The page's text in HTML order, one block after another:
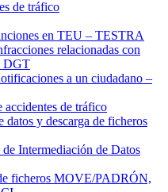
de tráfico
en TEU – TESTRA
relacionadas con
DGT
a un ciudadano –
accidentes de tráfico
datos y descarga de ficheros
de Intermediación de Datos
ficheros MOVE/PADRÓN,